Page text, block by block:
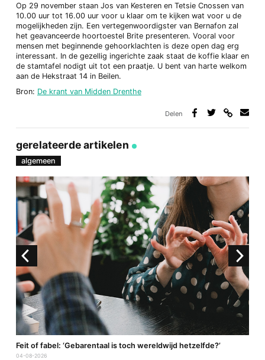
Op 29 november staan Jos van Kesteren en Tetsie Cnossen van
10.00 uur tot 16.00 uur voor u klaar om te kijken wat voor u de
mogelijkheden zijn. Een vertegenwoordigster van Bernafon zal
het geavanceerde hoortoestel Brite presenteren. Vooral voor
mensen met beginnende gehoorklachten is deze open dag erg
interessant. In de gezellig ingerichte zaak staat de koffie klaar en
de stamtafel nodigt uit tot een praatje. U bent van harte welkom
aan de Hekstraat 14 in Beilen.
Bron: De krant van Midden Drenthe
Delen
gerelateerde artikelen
algemeen
Feit of fabel: ‘Gebarentaal is toch wereldwijd hetzelfde?’
04-08-2026